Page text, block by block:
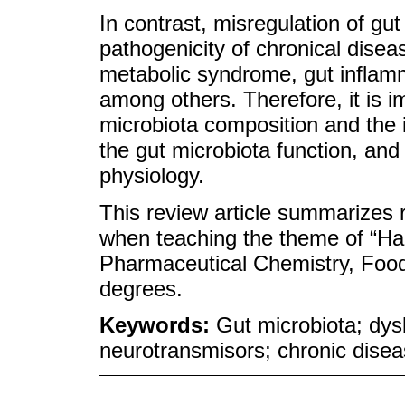
In contrast, misregulation of
pathogenicity of chronical
metabolic syndrome, gut
among others. Therefore, it is
microbiota composition and
the gut microbiota function,
physiology.
This review article summarizes
when teaching the theme of
Pharmaceutical Chemistry,
degrees.
Keywords: Gut microbiota;
neurotransmisors; chronic